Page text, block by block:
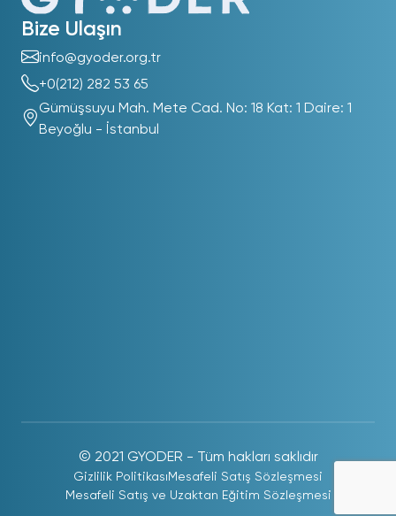
Bize Ulaşın
info@gyoder.org.tr
+0(212) 282 53 65
Gümüşsuyu Mah. Mete Cad. No: 18 Kat: 1 Daire: 1
Beyoğlu - İstanbul
© 2021 GYODER - Tüm hakları saklıdır
Gizlilik Politikası Mesafeli Satış Sözleşmesi
Mesafeli Satış ve Uzaktan Eğitim Sözleşmesi